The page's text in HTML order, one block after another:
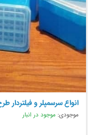
انواع سرسمپلر و فیلتردار
موجودی: موجود در انبار